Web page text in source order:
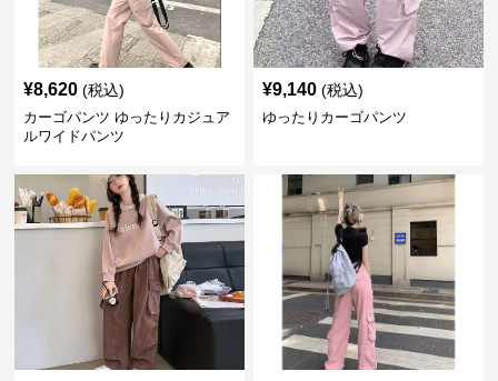
¥8,620 (税込)
カーゴパンツ ゆったりカジュア
ルワイドパンツ
¥9,140 (税込)
ゆったりカーゴパンツ